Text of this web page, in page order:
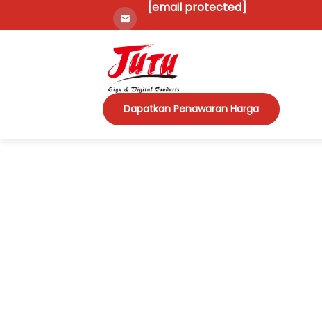
[email protected]
Dapatkan Penawaran Harga